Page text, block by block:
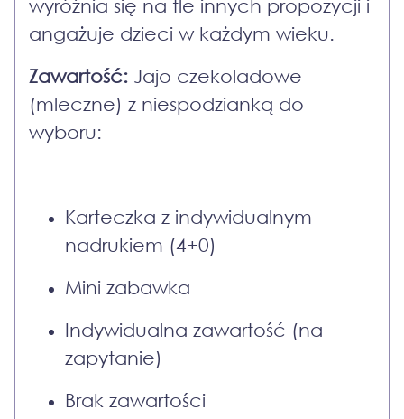
wyróżnia się na tle innych propozycji i
angażuje dzieci w każdym wieku.
Zawartość: Jajo czekoladowe
(mleczne) z niespodzianką do
wyboru:
Karteczka z indywidualnym
nadrukiem (4+0)
Mini zabawka
Indywidualna zawartość (na
zapytanie)
Brak zawartości